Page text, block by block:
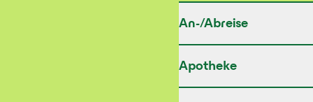
An-/Abreise
Apotheke